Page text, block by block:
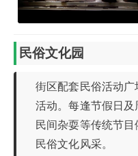
民俗文化园
街区配套民俗活动
活动。每逢节假日及
民间杂耍等传统节
民俗文化风采。